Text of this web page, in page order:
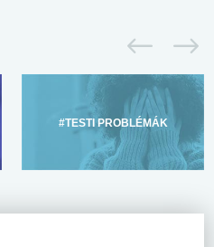
#TESTI PROBLÉMÁK